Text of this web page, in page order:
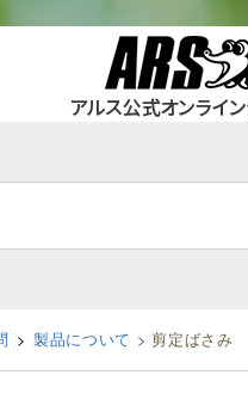
製品について > 剪定ばさみ